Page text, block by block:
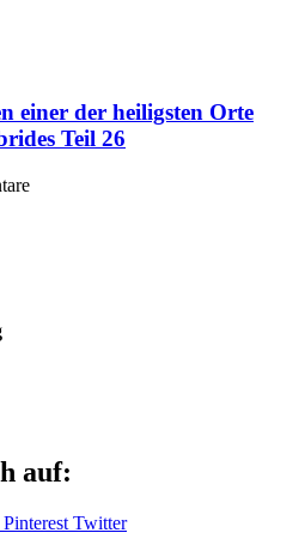
einer der heiligsten Orte
Teil 26
auf:
Pinterest Twitter